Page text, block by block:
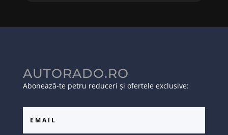
AUTORADO.RO
Abonează-te petru reduceri și ofertele exclusive: